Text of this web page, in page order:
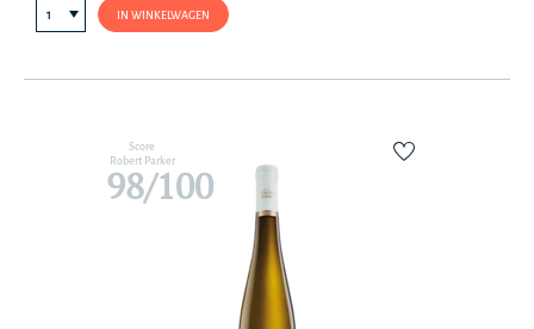
IN WINKELWAGEN
Score
Robert Parker
98/100